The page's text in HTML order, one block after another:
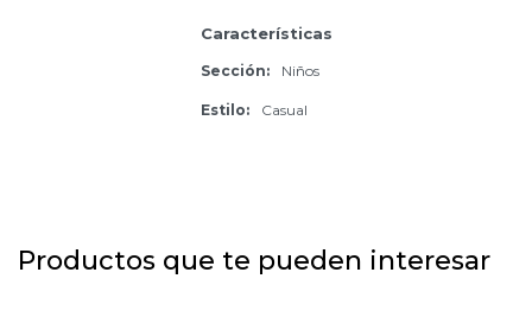
Características
Sección Niños
Estilo Casual
Productos que te pueden interesar